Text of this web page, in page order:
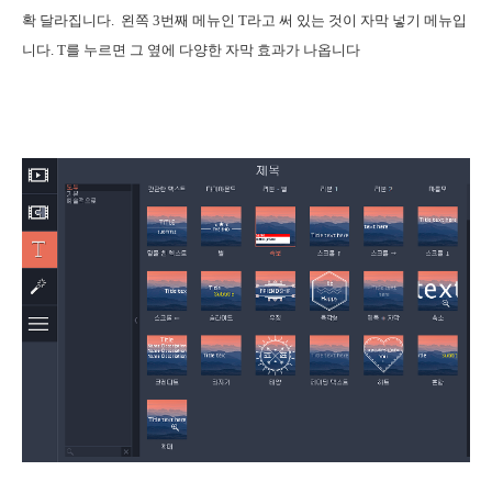
확 달라집니다. 왼쪽 3번째 메뉴인 T라고 써 있는 것이 자막 넣기 메뉴입
니다. T를 누르 면 그 옆에 다양한 자막 효과가 나옵니다